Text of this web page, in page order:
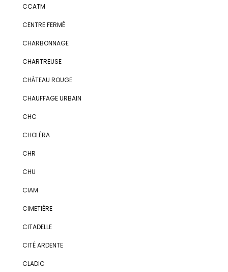
CCATM
CENTRE FERMÉ
CHARBONNAGE
CHARTREUSE
CHÂTEAU ROUGE
CHAUFFAGE URBAIN
CHC
CHOLÉRA
CHR
CHU
CIAM
CIMETIÈRE
CITADELLE
CITÉ ARDENTE
CLADIC